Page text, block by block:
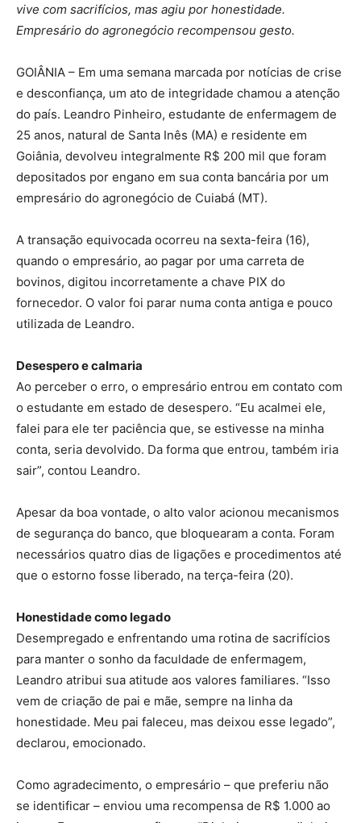
vive com sacrifícios, mas agiu por honestidade.
Empresário do agronegócio recompensou gesto.
GOIÂNIA – Em uma semana marcada por notícias de crise
e desconfiança, um ato de integridade chamou a atenção
do país. Leandro Pinheiro, estudante de enfermagem de
25 anos, natural de Santa Inês (MA) e residente em
Goiânia, devolveu integralmente R$ 200 mil que foram
depositados por engano em sua conta bancária por um
empresário do agronegócio de Cuiabá (MT).
A transação equivocada ocorreu na sexta-feira (16),
quando o empresário, ao pagar por uma carreta de
bovinos, digitou incorretamente a chave PIX do
fornecedor. O valor foi parar numa conta antiga e pouco
utilizada de Leandro.
Desespero e calmaria
Ao perceber o erro, o empresário entrou em contato com
o estudante em estado de desespero. “Eu acalmei ele,
falei para ele ter paciência que, se estivesse na minha
conta, seria devolvido. Da forma que entrou, também iria
sair”, contou Leandro.
Apesar da boa vontade, o alto valor acionou mecanismos
de segurança do banco, que bloquearam a conta. Foram
necessários quatro dias de ligações e procedimentos até
que o estorno fosse liberado, na terça-feira (20).
Honestidade como legado
Desempregado e enfrentando uma rotina de sacrifícios
para manter o sonho da faculdade de enfermagem,
Leandro atribui sua atitude aos valores familiares. “Isso
vem de criação de pai e mãe, sempre na linha da
honestidade. Meu pai faleceu, mas deixou esse legado”,
declarou, emocionado.
Como agradecimento, o empresário – que preferiu não
se identificar – enviou uma recompensa de R$ 1.000 ao